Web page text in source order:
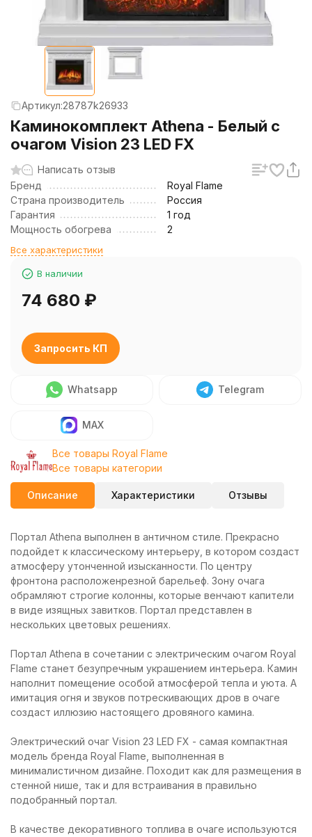
Артикул:28787k26933
Каминокомплект Athena - Белый с
очагом Vision 23 LED FX
Написать отзыв
Бренд
Royal Flame
Страна производитель
Россия
Гарантия
1 год
Мощность обогрева
2
Все характеристики
В наличии
74 680 ₽
Запросить КП
Whatsapp Telegram
MAX
Все товары Royal Flame
Все товары категории
Описание Характеристики Отзывы
Портал Athena выполнен в античном стиле. Прекрасно
подойдет к классическому интерьеру, в котором создаст
атмосферу утонченной изысканности. По центру
фронтона расположенрезной барельеф. Зону очага
обрамляют строгие колонны, которые венчают капители
в виде изящных завитков. Портал представлен в
нескольких цветовых решениях.
Портал Athena в сочетании с электрическим очагом Royal
Flame станет безупречным украшением интерьера. Камин
наполнит помещение особой атмосферой тепла и уюта. А
имитация огня и звуков потрескивающих дров в очаге
создаст иллюзию настоящего дровяного камина.
Электрический очаг Vision 23 LED FX - самая компактная
модель бренда Royal Flame, выполненная в
минималистичном дизайне. Походит как для размещения в
стенной нише, так и для встраивания в правильно
подобранный портал.
В качестве декоративного топлива в очаге используются